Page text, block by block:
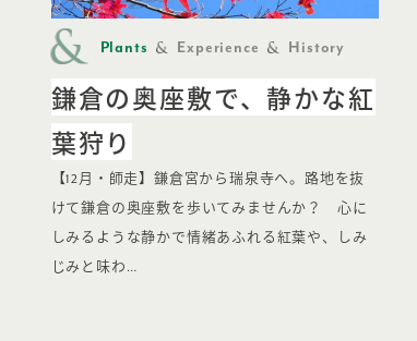
Plants Experience History
鎌倉の奥座敷で、静かな紅
葉狩り
【12月・師走】鎌倉宮から瑞泉寺へ。路地を抜
けて鎌倉の奥座敷を歩いてみませんか？ 心に
しみるような静かで情緒あふれる紅葉や、しみ
じみと味わ…